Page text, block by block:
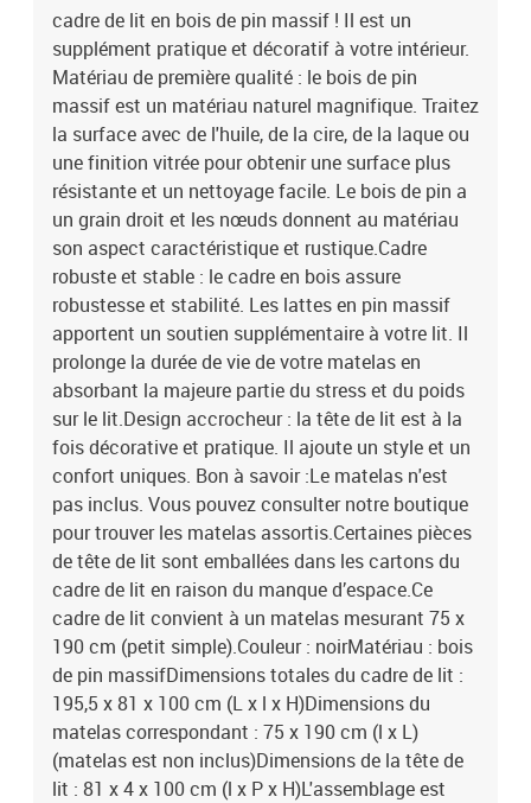
notre boutique pour trouver les matelas assortis.Certaines pièces
de tête de lit sont emballées dans les cartons du cadre de lit en
raison du manque d’espace.Ce cadre de lit convient à un matelas
mesurant 75 x 190 cm (petit simple).Couleur : noirMatériau : bois
de pin massifDimensions totales du cadre de lit : 195,5 x 81 x 100
cm (L x l x H)Dimensions du matelas correspondant : 75 x 190 cm
(l x L) (matelas est non inclus)Dimensions de la tête de lit : 81 x 4 x
100 cm (l x P x H)L'assemblage est requisLa livraison contient :1 x
cadre de lit1 x tête de lit
cadre de lit en bois de pin massif ! Il est un
supplément pratique et décoratif à votre intérieur.
Matériau de première qualité : le bois de pin
massif est un matériau naturel magnifique. Traitez
la surface avec de l'huile, de la cire, de la laque ou
une finition vitrée pour obtenir une surface plus
résistante et un nettoyage facile. Le bois de pin a
un grain droit et les nœuds donnent au matériau
son aspect caractéristique et rustique.Cadre
robuste et stable : le cadre en bois assure
robustesse et stabilité. Les lattes en pin massif
apportent un soutien supplémentaire à votre lit. Il
prolonge la durée de vie de votre matelas en
absorbant la majeure partie du stress et du poids
sur le lit.Design accrocheur : la tête de lit est à la
fois décorative et pratique. Il ajoute un style et un
confort uniques. Bon à savoir :Le matelas n'est
pas inclus. Vous pouvez consulter notre boutique
pour trouver les matelas assortis.Certaines pièces
de tête de lit sont emballées dans les cartons du
cadre de lit en raison du manque d’espace.Ce
cadre de lit convient à un matelas mesurant 75 x
190 cm (petit simple).Couleur : noirMatériau : bois
de pin massifDimensions totales du cadre de lit :
195,5 x 81 x 100 cm (L x l x H)Dimensions du
matelas correspondant : 75 x 190 cm (l x L)
(matelas est non inclus)Dimensions de la tête de
lit : 81 x 4 x 100 cm (l x P x H)L'assemblage est